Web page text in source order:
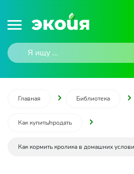
Главная Библиотека
Как купить/продать
Как кормить кролика в домашних